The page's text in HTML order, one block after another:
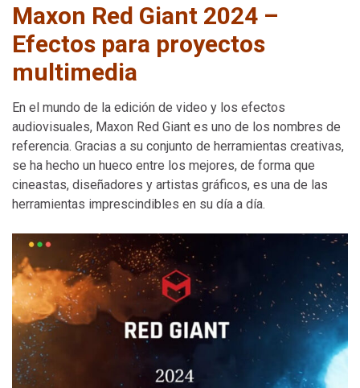
Maxon Red Giant 2024 –
Efectos para proyectos
multimedia
En el mundo de la edición de video y los efectos
audiovisuales, Maxon Red Giant es uno de los nombres de
referencia. Gracias a su conjunto de herramientas creativas,
se ha hecho un hueco entre los mejores, de forma que
cineastas, diseñadores y artistas gráficos, es una de las
herramientas imprescindibles en su día a día.